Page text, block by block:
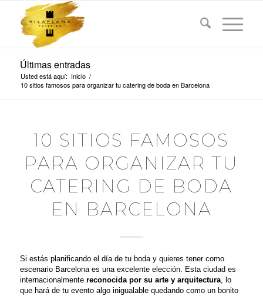
Últimas entradas
Usted está aquí: Inicio /
10 sitios famosos para organizar tu catering de boda en Barcelona
10 SITIOS FAMOSOS
PARA ORGANIZAR TU
CATERING DE BODA
EN BARCELONA
Si estás planificando el día de tu boda y quieres tener como
escenario Barcelona es una excelente elección. Esta ciudad es
internacionalmente reconocida por su arte y arquitectura, lo
que hará de tu evento algo inigualable quedando como un bonito